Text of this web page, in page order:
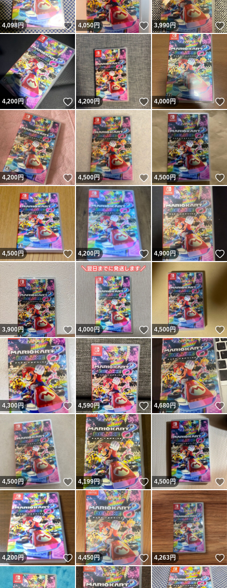
4,098円 いいね！
4,050円 いいね！
3,990円
4,200円 いいね！
4,200円 いいね！
4,000円
4,200円 いいね！
4,500円 いいね！
4,500円
4,500円 いいね！
4,200円 いいね！
4,900円
3,900円 いいね！
4,000円 いいね！
4,500円
4,300円 いいね！
4,590円 いいね！
4,680円
4,500円 いいね！
4,199円 いいね！
4,500円
4,200円 いいね！
4,450円 いいね！
4,263円